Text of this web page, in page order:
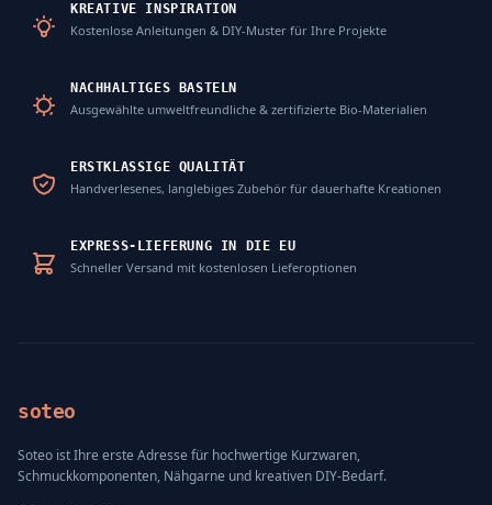
KREATIVE INSPIRATION
Kostenlose Anleitungen & DIY-Muster für Ihre Projekte
NACHHALTIGES BASTELN
Ausgewählte umweltfreundliche & zertifizierte Bio-Materialien
ERSTKLASSIGE QUALITÄT
Handverlesenes, langlebiges Zubehör für dauerhafte Kreationen
EXPRESS-LIEFERUNG IN DIE EU
Schneller Versand mit kostenlosen Lieferoptionen
soteo
Soteo ist Ihre erste Adresse für hochwertige Kurzwaren,
Schmuckkomponenten, Nähgarne und kreativen DIY-Bedarf.